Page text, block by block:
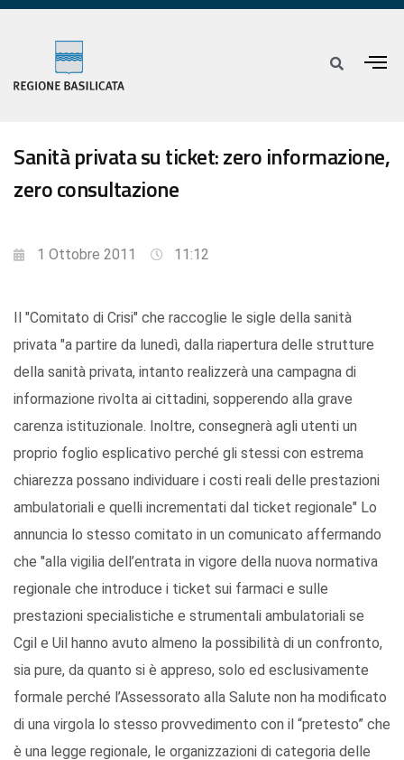
Sanità privata su ticket: zero informazione,
zero consultazione
1 Ottobre 2011 11:12
Il "Comitato di Crisi" che raccoglie le sigle della sanità
privata "a partire da lunedì, dalla riapertura delle strutture
della sanità privata, intanto realizzerà una campagna di
informazione rivolta ai cittadini, sopperendo alla grave
carenza istituzionale. Inoltre, consegnerà agli utenti un
proprio foglio esplicativo perché gli stessi con estrema
chiarezza possano individuare i costi reali delle prestazioni
ambulatoriali e quelli incrementati dal ticket regionale" Lo
annuncia lo stesso comitato in un comunicato affermando
che "alla vigilia dell’entrata in vigore della nuova normativa
regionale che introduce i ticket sui farmaci e sulle
prestazioni specialistiche e strumentali ambulatoriali se
Cgil e Uil hanno avuto almeno la possibilità di un confronto,
sia pure, da quanto si è appreso, solo ed esclusivamente
formale perché l’Assessorato alla Salute non ha modificato
di una virgola lo stesso provvedimento con il “pretesto” che
è una legge regionale, le organizzazioni di categoria delle